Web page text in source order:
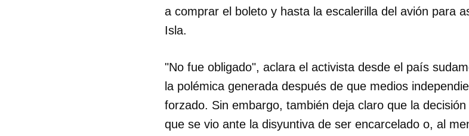
a comprar el boleto y hasta la escalerilla del avión para
Isla.
"No fue obligado", aclara el activista desde el país
la polémica generada después de que medios
forzado. Sin embargo, también deja claro que la
que se vio ante la disyuntiva de ser encarcelado o, al